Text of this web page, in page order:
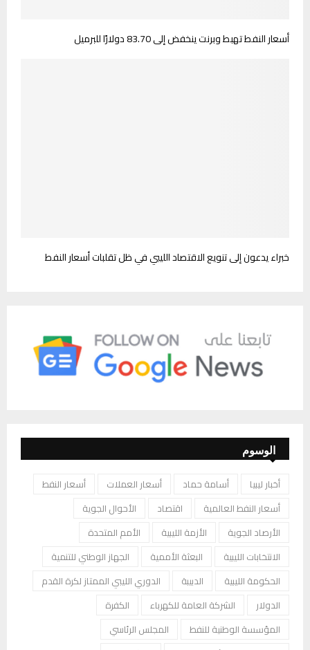
أسعار النفط تهبط وبرنت ينخفض إلى 83.70 دولارًا للبرميل
خبراء يدعون إلى تنويع الاقتصاد الليبي في ظل تقلبات أسعار النفط
الوسوم
أخبار ليبيا أسامة حماد أسعار العملات
أسعار النفط
أسعار النفط العالمية
اقتصاد
الأحوال الجوية
الأرصاد الجوية
الأزمة الليبية
الأمم المتحدة
الانتخابات الليبية
البعثة الأممية
الجهاز الوطني للتنمية
الحكومة الليبية
الدبيبة
الدوري الليبي الممتاز لكرة القدم
الدولار
الشركة العامة للكهرباء
الكفرة
المؤسسة الوطنية للنفط
المجلس الرئاسي